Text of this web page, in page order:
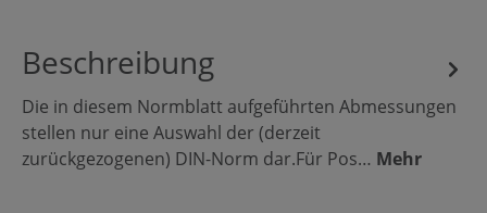
Beschreibung
Die in diesem Normblatt aufgeführten Abmessungen
stellen nur eine Auswahl der (derzeit
zurückgezogenen) DIN-Norm dar.Für Pos… Mehr